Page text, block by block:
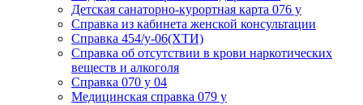
Детская санаторно-курортная карта 076 у
Справка из кабинета женской консультации
Справка 454/у-06(ХТИ)
Справка об отсутствии в крови наркотических
веществ и алкоголя
Справка 070 у 04
Медицинская справка 079 у